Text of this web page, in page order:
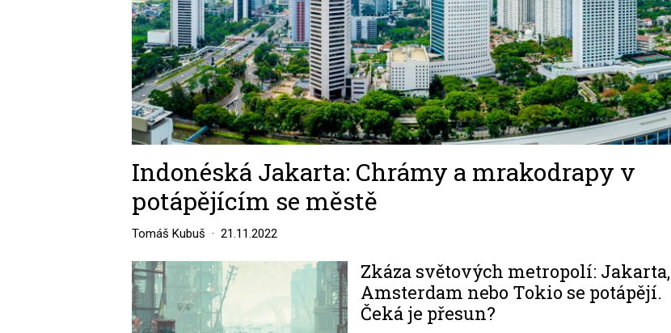
Indonéská Jakarta: Chrámy a mrakodrapy v
potápějícím se městě
Tomáš Kubuš 21.11.2022
Image
Zkáza světových metropolí: Jakarta,
Amsterdam nebo Tokio se potápějí.
Čeká je přesun?